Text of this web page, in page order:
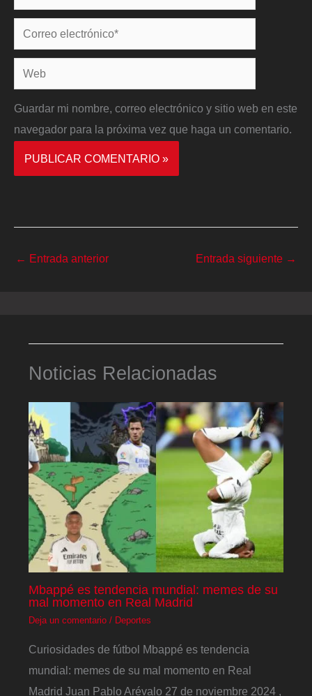
Correo
electrónico*
Web
Guardar mi nombre, correo electrónico y sitio web en este
navegador para la próxima vez que haga un comentario.
← Entrada anterior Entrada siguiente →
Noticias Relacionadas
Mbappé es tendencia mundial: memes de su
mal momento en Real Madrid
Deja un comentario / Deportes
Curiosidades de fútbol Mbappé es tendencia
mundial: memes de su mal momento en Real
Madrid Juan Pablo Arévalo 27 de noviembre 2024 ,